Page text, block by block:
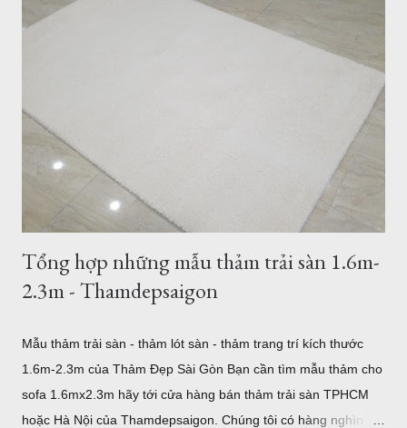
Thảm lót sàn quận 7 - ghé xem 500 mẫu thảm cao cấp đến từ
Thổ Nhĩ Kỳ Với hơn 500 mẫu thảm trải sàn, từ hiện đại đến cổ
điển, tân cổ điển, thảm lót sàn quận 7 sẽ là sự lựa chọn tốt
TPHCM Thảm Sợi Ngắn Quận 7 I0001 Mẫu thảm hiện đại
Thảm Sợi Ngắn I0002 Thảm Lót sàn quận 7 I0003 Thảm trải
sàn quận 7 I0006 Thảm lót sàn bán tại quận 7 I0016 5 mẫu
thảm lông xù bán t...
Tổng hợp những mẫu thảm trải sàn 1.6m-
2.3m - Thamdepsaigon
Mẫu thảm trải sàn - thảm lót sàn - thảm trang trí kích thước
1.6m-2.3m của Thảm Đẹp Sài Gòn Bạn cần tìm mẫu thảm cho
sofa 1.6mx2.3m hãy tới cửa hàng bán thảm trải sàn TPHCM
hoặc Hà Nội của Thamdepsaigon. Chúng tôi có hàng nghìn